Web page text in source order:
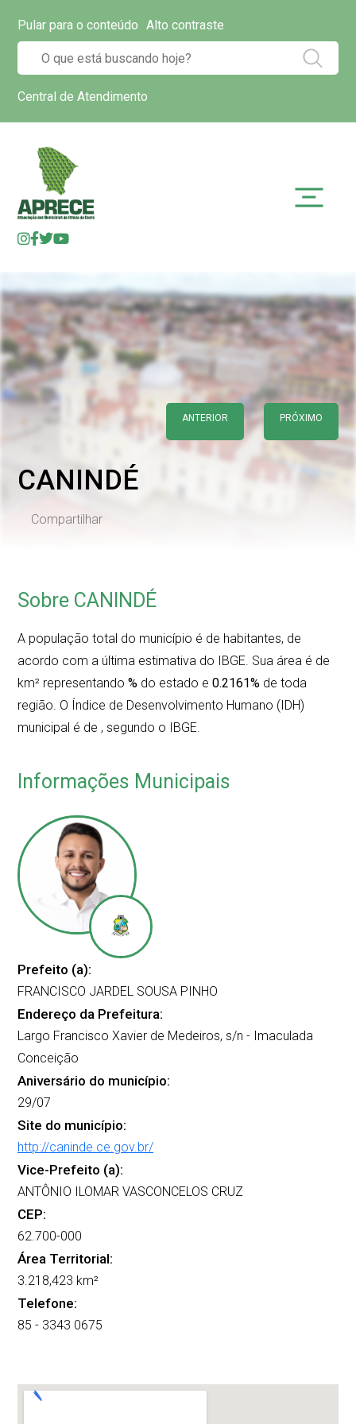
Pular para o conteúdo Alto contraste
Central de Atendimento
ANTERIOR PRÓXIMO
CANINDÉ
Compartilhar
Sobre CANINDÉ
A população total do município é de habitantes, de
acordo com a última estimativa do IBGE. Sua área é de
km² representando % do estado e 0.2161% de toda
região. O Índice de Desenvolvimento Humano (IDH)
municipal é de , segundo o IBGE.
Informações Municipais
Prefeito (a):
FRANCISCO JARDEL SOUSA PINHO
Endereço da Prefeitura:
Largo Francisco Xavier de Medeiros, s/n - Imaculada
Conceição
Aniversário do município:
29/07
Site do município:
http://caninde.ce.gov.br/
Vice-Prefeito (a):
ANTÔNIO ILOMAR VASCONCELOS CRUZ
CEP:
62.700-000
Área Territorial:
3.218,423 km²
Telefone:
85 - 3343 0675